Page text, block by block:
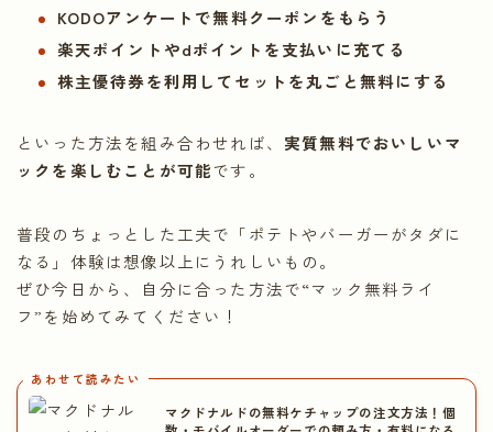
KODOアンケートで無料クーポンをもらう
楽天ポイントやdポイントを支払いに充てる
株主優待券を利用してセットを丸ごと無料にする
といった方法を組み合わせれば、 実質無料でおいしいマ
ックを楽しむことが可能です。
普段のちょっとした工夫で「ポテトやバーガーがタダに
なる」体験は想像以上にうれしいもの。
ぜひ今日から、自分に合った方法で“マック無料ライ
フ”を始めてみてください！
あわせて読みたい
マクドナルドの無料ケチャップの注文方法！個